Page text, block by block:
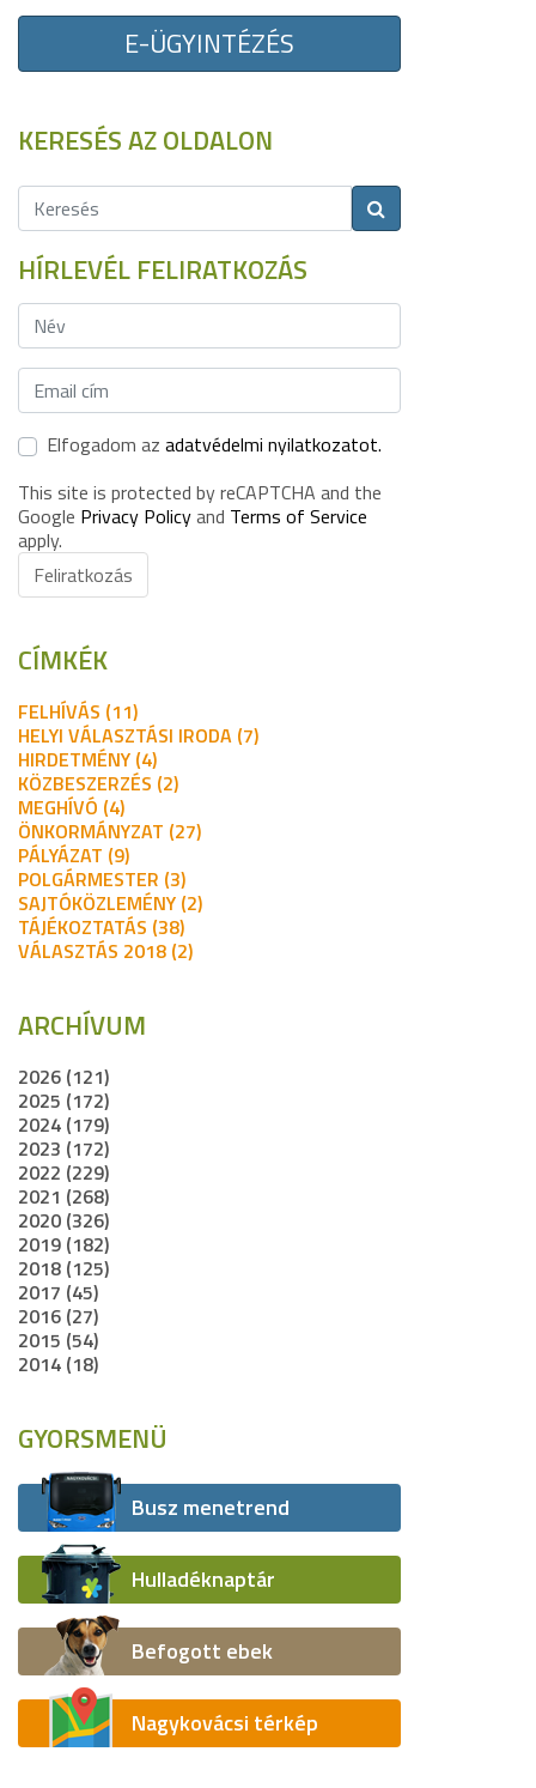
E-ÜGYINTÉZÉS
KERESÉS AZ OLDALON
HÍRLEVÉL FELIRATKOZÁS
Elfogadom az adatvédelmi nyilatkozatot.
This site is protected by reCAPTCHA and the
Google Privacy Policyand Terms of Service
apply.
Feliratkozás
CÍMKÉK
FELHÍVÁS (11)
HELYI VÁLASZTÁSI IRODA (7)
HIRDETMÉNY (4)
KÖZBESZERZÉS (2)
MEGHÍVÓ (4)
ÖNKORMÁNYZAT (27)
PÁLYÁZAT (9)
POLGÁRMESTER (3)
SAJTÓKÖZLEMÉNY (2)
TÁJÉKOZTATÁS (38)
VÁLASZTÁS 2018 (2)
ARCHÍVUM
2026 (121)
2025 (172)
2024 (179)
2023 (172)
2022 (229)
2021 (268)
2020 (326)
2019 (182)
2018 (125)
2017 (45)
2016 (27)
2015 (54)
2014 (18)
GYORSMENÜ
Busz menetrend
Hulladéknaptár
Befogott ebek
Nagykovácsi térkép